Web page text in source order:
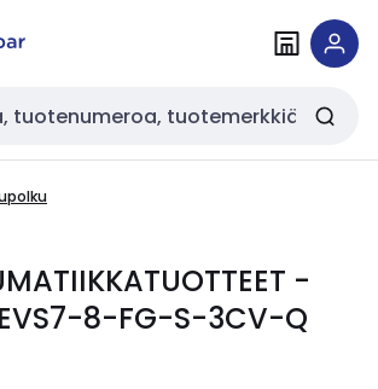
-
8-FG-S-3CV-Q